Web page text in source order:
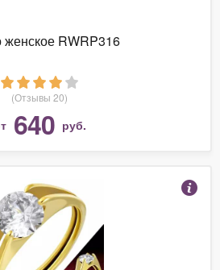
женское RWRP316
(Отзывы 20)
640 руб.